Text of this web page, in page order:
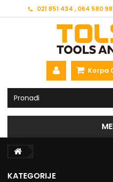
021 851 434 , 064 580
Korpa
KATEGORIJE